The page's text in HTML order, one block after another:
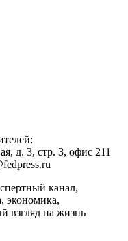
д. 3, стр. 3, офис 211
канал,
экономика,
взгляд на жизнь